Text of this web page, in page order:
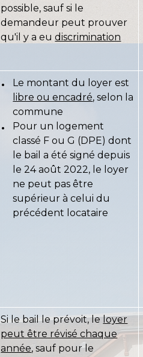
possible, sauf si le
demandeur peut prouver
qu'il y a eudiscrimination
Le montant du loyer est
libre ou encadré, selon la
commune
Pour un logement
classé F ou G (DPE) dont
le bail a été signé depuis
le 24 août 2022, le loyer
ne peut pas être
supérieur à celui du
précédent locataire
Si le bail le prévoit, leloyer
peut être révisé chaque
année, sauf pour le